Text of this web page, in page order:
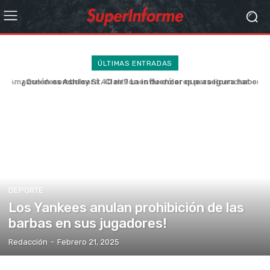
ÚLTIMAS ENTRADAS
¿Quién es Ashley St. Clair? La influencer que asegura haber
DEPORTE
Los Yankees anulan prohibición de las
barbas en sus jugadores!
Redacción - Febrero 21, 2025